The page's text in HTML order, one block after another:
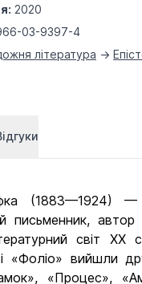
2020
03-9397-4
література ->
(1883—1924) —
письменник, автор
світ XX
«Фоліо» вийшли
«Процес»,